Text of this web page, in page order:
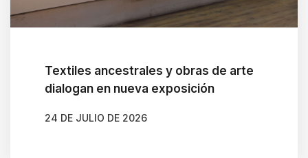
Textiles ancestrales y obras de arte
dialogan en nueva exposición
24 DE JULIO DE 2026